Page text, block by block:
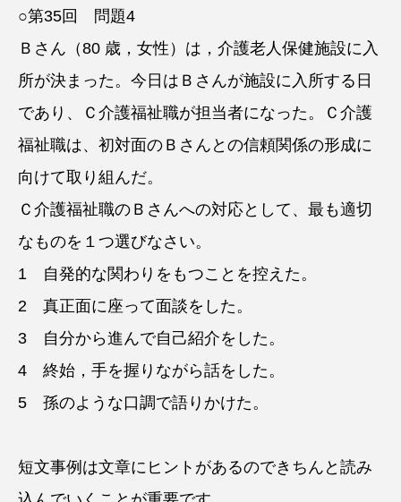
○第35回 問題4
Ｂさん（80 歳，女性）は，介護老人保健施設に入
所が決まった。今日はＢさんが施設に入所する日
であり、Ｃ介護福祉職が担当者になった。Ｃ介護
福祉職は、初対面のＢさんとの信頼関係の形成に
向けて取り組んだ。
Ｃ介護福祉職のＢさんへの対応として、最も適切
なものを１つ選びなさい。
1 自発的な関わりをもつことを控えた。
2 真正面に座って面談をした。
3 自分から進んで自己紹介をした。
4 終始，手を握りながら話をした。
5 孫のような口調で語りかけた。
短文事例は文章にヒントがあるのできちんと読み